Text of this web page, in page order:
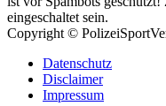
eingeschaltet sein.
Copyright ©
Datenschutz
Disclaimer
Impressum